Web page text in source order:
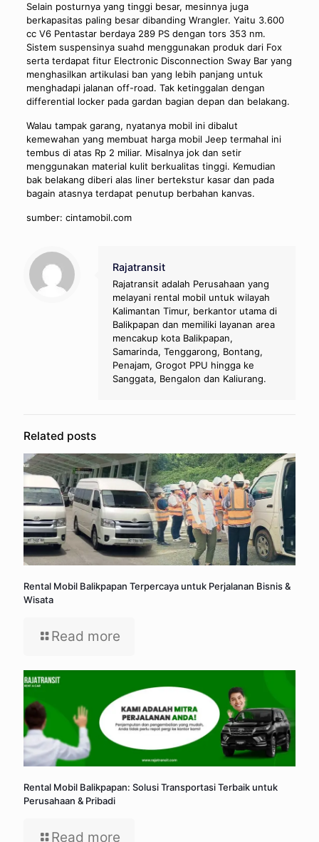
Selain posturnya yang tinggi besar, mesinnya juga
berkapasitas paling besar dibanding Wrangler. Yaitu 3.600
cc V6 Pentastar berdaya 289 PS dengan tors 353 nm.
Sistem suspensinya suahd menggunakan produk dari Fox
serta terdapat fitur Electronic Disconnection Sway Bar yang
menghasilkan artikulasi ban yang lebih panjang untuk
menghadapi jalanan off-road. Tak ketinggalan dengan
differential locker pada gardan bagian depan dan belakang.
Walau tampak garang, nyatanya mobil ini dibalut
kemewahan yang membuat harga mobil Jeep termahal ini
tembus di atas Rp 2 miliar. Misalnya jok dan setir
menggunakan material kulit berkualitas tinggi. Kemudian
bak belakang diberi alas liner bertekstur kasar dan pada
bagain atasnya terdapat penutup berbahan kanvas.
sumber: cintamobil.com
Rajatransit
Rajatransit adalah Perusahaan yang
melayani rental mobil untuk wilayah
Kalimantan Timur, berkantor utama di
Balikpapan dan memiliki layanan area
mencakup kota Balikpapan,
Samarinda, Tenggarong, Bontang,
Penajam, Grogot PPU hingga ke
Sanggata, Bengalon dan Kaliurang.
Related posts
Rental Mobil Balikpapan Terpercaya untuk Perjalanan Bisnis &
Wisata
Read more
Rental Mobil Balikpapan: Solusi Transportasi Terbaik untuk
Perusahaan & Pribadi
Read more